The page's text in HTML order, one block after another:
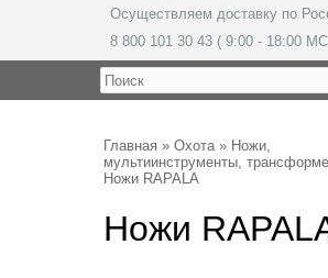
Осуществляем доставку по
8 800 101 30 43 ( 9:00 - 18:00
Главная » Охота» Ножи,
мультиинструменты,
Ножи RAPALA
Ножи